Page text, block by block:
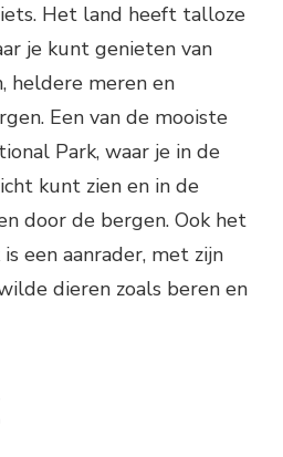
Het land heeft talloze
je kunt genieten van
heldere meren en
Een van de mooiste
Park, waar je in de
kunt zien en in de
door de bergen. Ook het
een aanrader, met zijn
dieren zoals beren en